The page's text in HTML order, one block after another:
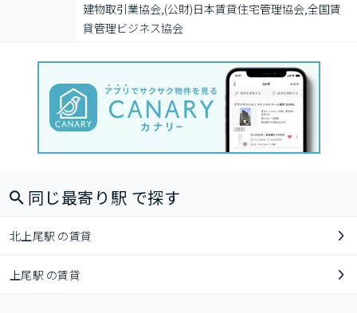
建物取引業協会,(公財)日本賃貸住宅管理協会,全国賃
貸管理ビジネス協会
同じ最寄り駅 で探す
北上尾駅 の賃貸
上尾駅 の賃貸